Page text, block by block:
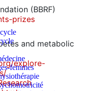
femmes
(BBRF)
prizes
and metabolic
explore-